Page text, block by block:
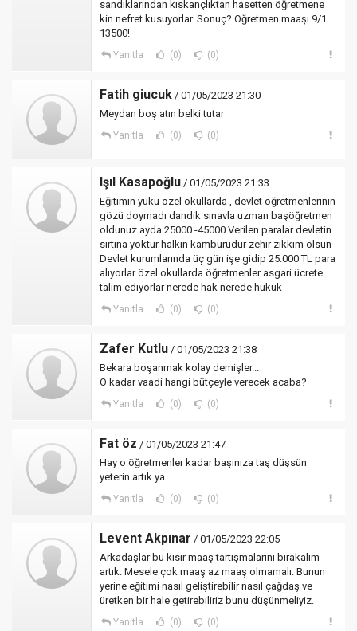
sandıklarından kıskançlıktan hasetten öğretmene
kin nefret kusuyorlar. Sonuç? Öğretmen maaşı 9/1
13500!
Yanıtla (0) (0)
Fatih giucuk / 01/05/2023 21:30
Meydan boş atın belki tutar
Yanıtla (0) (0)
Işıl Kasapoğlu / 01/05/2023 21:33
Eğitimin yükü özel okullarda , devlet öğretmenlerinin
gözü doymadı dandik sınavla uzman başöğretmen
oldunuz ayda 25000 -45000 Verilen paralar devletin
sırtına yoktur halkın kamburudur zehir zıkkım olsun
Devlet kurumlarında üç gün işe gidip 25.000 TL para
alıyorlar özel okullarda öğretmenler asgari ücrete
talim ediyorlar nerede hak nerede hukuk
Yanıtla (0) (0)
Zafer Kutlu / 01/05/2023 21:38
Bekara boşanmak kolay demişler...
O kadar vaadi hangi bütçeyle verecek acaba?
Yanıtla (0) (0)
Fat öz / 01/05/2023 21:47
Hay o öğretmenler kadar başınıza taş düşsün
yeterin artık ya
Yanıtla (0) (0)
Levent Akpınar / 01/05/2023 22:05
Arkadaşlar bu kısır maaş tartışmalarını bırakalım
artık. Mesele çok maaş az maaş olmamalı. Bunun
yerine eğitimi nasıl geliştirebilir nasıl çağdaş ve
üretken bir hale getirebiliriz bunu düşünmeliyiz.
Yanıtla (0) (0)